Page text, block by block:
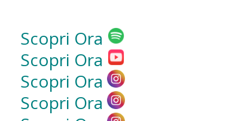
e Divertimento”
del Priveè in Discoteca Il priveè in ...
Read more
Scopri Ora
Scopri Ora
Scopri Ora
Scopri Ora